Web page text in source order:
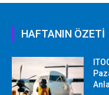
HAFTANIN ÖZETİ